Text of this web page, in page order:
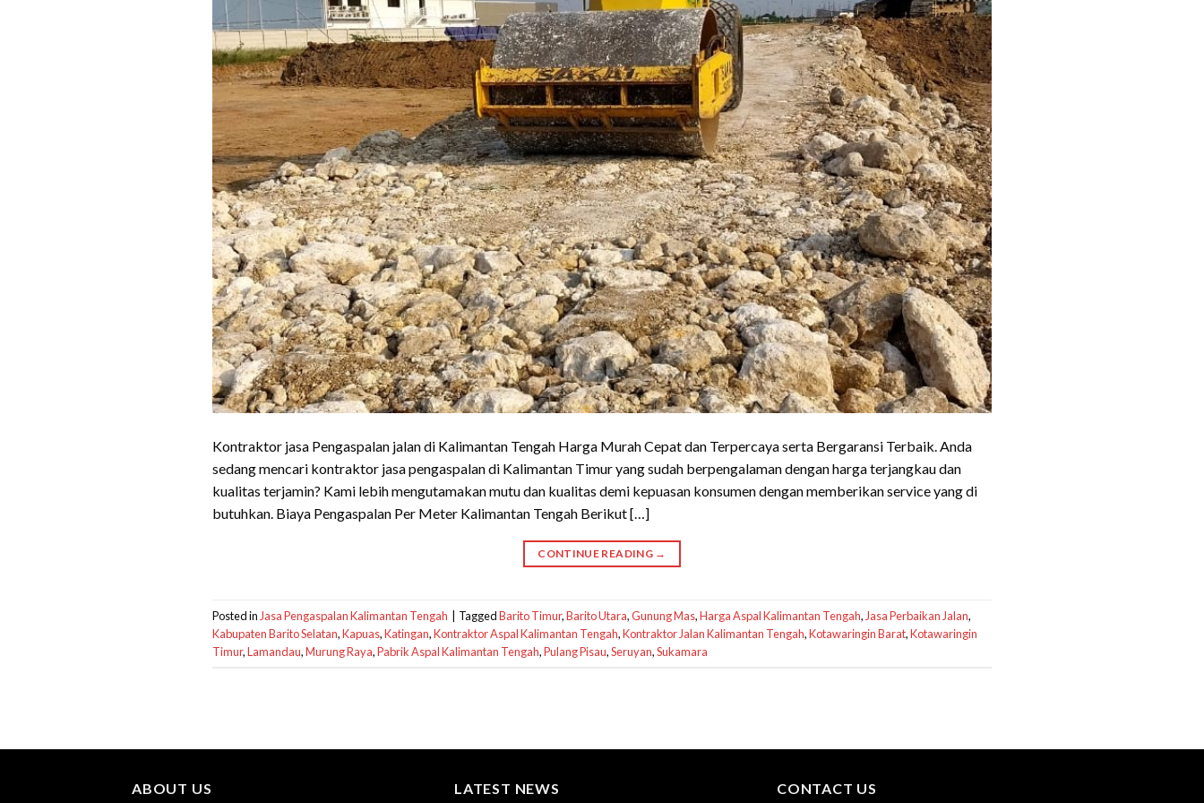
Kontraktor jasa Pengaspalan jalan di Kalimantan Tengah Harga Murah Cepat dan Terpercaya serta Bergaransi Terbaik. Anda
sedang mencari kontraktor jasa pengaspalan di Kalimantan Timur yang sudah berpengalaman dengan harga terjangkau dan
kualitas terjamin? Kami lebih mengutamakan mutu dan kualitas demi kepuasan konsumen dengan memberikan service yang di
butuhkan. Biaya Pengaspalan Per Meter Kalimantan Tengah Berikut […]
CONTINUE READING →
Posted in Jasa Pengaspalan Kalimantan Tengah | TaggedBarito Timur,Barito Utara,Gunung Mas,Harga Aspal Kalimantan Tengah, Jasa Perbaikan Jalan,
Kabupaten Barito Selatan,Kapuas,Katingan,Kontraktor Aspal Kalimantan Tengah,Kontraktor Jalan Kalimantan Tengah,Kotawaringin Barat,Kotawaringin
Timur,Lamandau,Murung Raya,Pabrik Aspal Kalimantan Tengah,Pulang Pisau,Seruyan,Sukamara
ABOUT US LATEST NEWS CONTACT US